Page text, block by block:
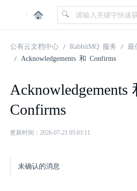
|
公有云文档中心 RabbitMQ 服务
最
Acknowledgements 和 Confirms
Acknowledgements
Confirms
更新时间：2026-07-21 05:03:11
未确认的消息